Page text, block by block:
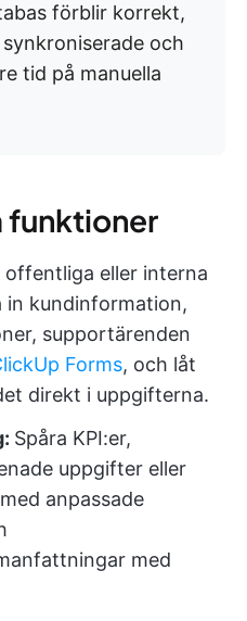
förblir korrekt,
och
tid på manuella
funktioner
offentliga eller interna
in kundinformation,
supportärenden
Forms, och låt
direkt i uppgifterna.
Spåra KPI:er,
uppgifter eller
anpassade
med